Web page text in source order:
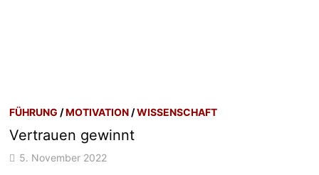
FÜHRUNG /MOTIVATION /WISSENSCHAFT
Vertrauen gewinnt
5. November 2022